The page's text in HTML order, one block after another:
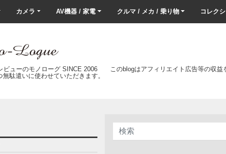
カメラ AV機器 / 家電 クルマ / メカ / 乗り物 コレク
ビューのモノローグ SINCE 2006 このblogはアフィリエイト広告等の収益
駄遣いに使わせていただきます。